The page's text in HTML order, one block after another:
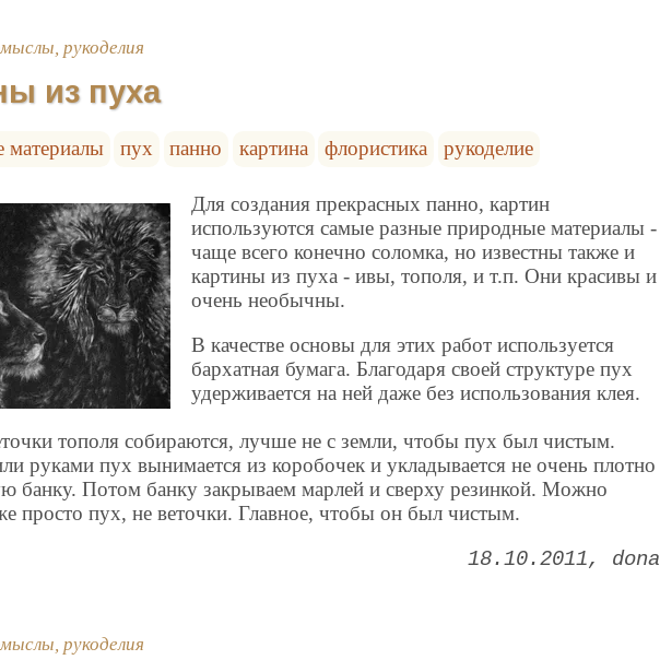
рукоделия
из пуха
материалы пух панно картина флористика рукоделие
Для создания прекрасных панно, картин
используются самые разные природные материалы -
чаще всего конечно соломка, но известны также и
картины из пуха - ивы, тополя, и т.п. Они красивы и
очень необычны.
В качестве основы для этих работ используется
бархатная бумага. Благодаря своей структуре пух
удерживается на ней даже без использования клея.
тополя собираются, лучше не с земли, чтобы пух был чистым.
руками пух вынимается из коробочек и укладывается не очень плотно
банку. Потом банку закрываем марлей и сверху резинкой. Можно
просто пух, не веточки. Главное, чтобы он был чистым.
18.10.2011 dona
рукоделия